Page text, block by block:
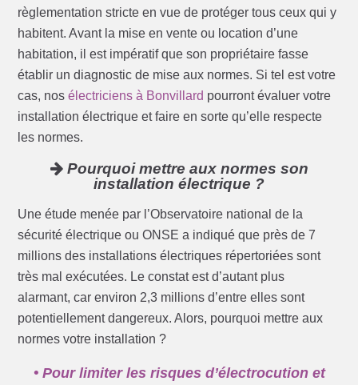
règlementation stricte en vue de protéger tous ceux qui y
habitent. Avant la mise en vente ou location d’une
habitation, il est impératif que son propriétaire fasse
établir un diagnostic de mise aux normes. Si tel est votre
cas, nosélectriciens à Bonvillard pourront évaluer votre
installation électrique et faire en sorte qu’elle respecte
les normes.
Pourquoi mettre aux normes son
installation électrique ?
Une étude menée par l’Observatoire national de la
sécurité électrique ou ONSE a indiqué que près de 7
millions des installations électriques répertoriées sont
très mal exécutées. Le constat est d’autant plus
alarmant, car environ 2,3 millions d’entre elles sont
potentiellement dangereux. Alors, pourquoi mettre aux
normes votre installation ?
• Pour limiter les risques d’électrocution et